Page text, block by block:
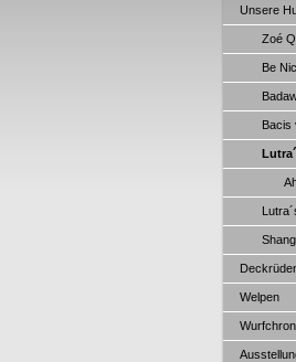
Unsere
Zoé
Be
Bacis
Welpen